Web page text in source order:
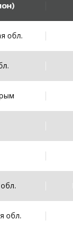
обл.
обл.